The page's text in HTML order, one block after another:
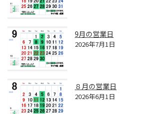
9月の営業日
2026年7月1日
８月の営業日
2026年6月1日